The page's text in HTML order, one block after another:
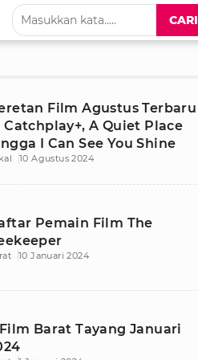
CARI
Film Agustus Terbaru
Catchplay+, A Quiet Place
I Can See You Shine
10 Agustus 2024
Pemain Film The
10 Januari 2024
Barat Tayang Januari